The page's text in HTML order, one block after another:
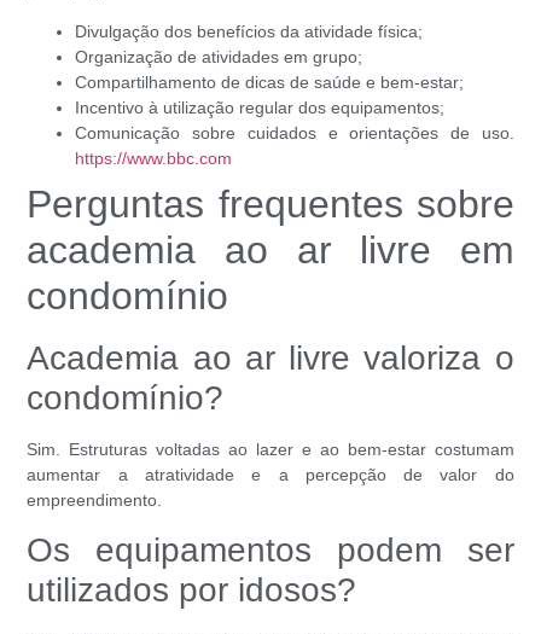
Divulgação dos benefícios da atividade física;
Organização de atividades em grupo;
Compartilhamento de dicas de saúde e bem-estar;
Incentivo à utilização regular dos equipamentos;
Comunicação sobre cuidados e orientações de uso.
https://www.bbc.com
Perguntas frequentes sobre
academia ao ar livre em
condomínio
Academia ao ar livre valoriza o
condomínio?
Sim. Estruturas voltadas ao lazer e ao bem-estar costumam
aumentar a atratividade e a percepção de valor do
empreendimento.
Os equipamentos podem ser
utilizados por idosos?